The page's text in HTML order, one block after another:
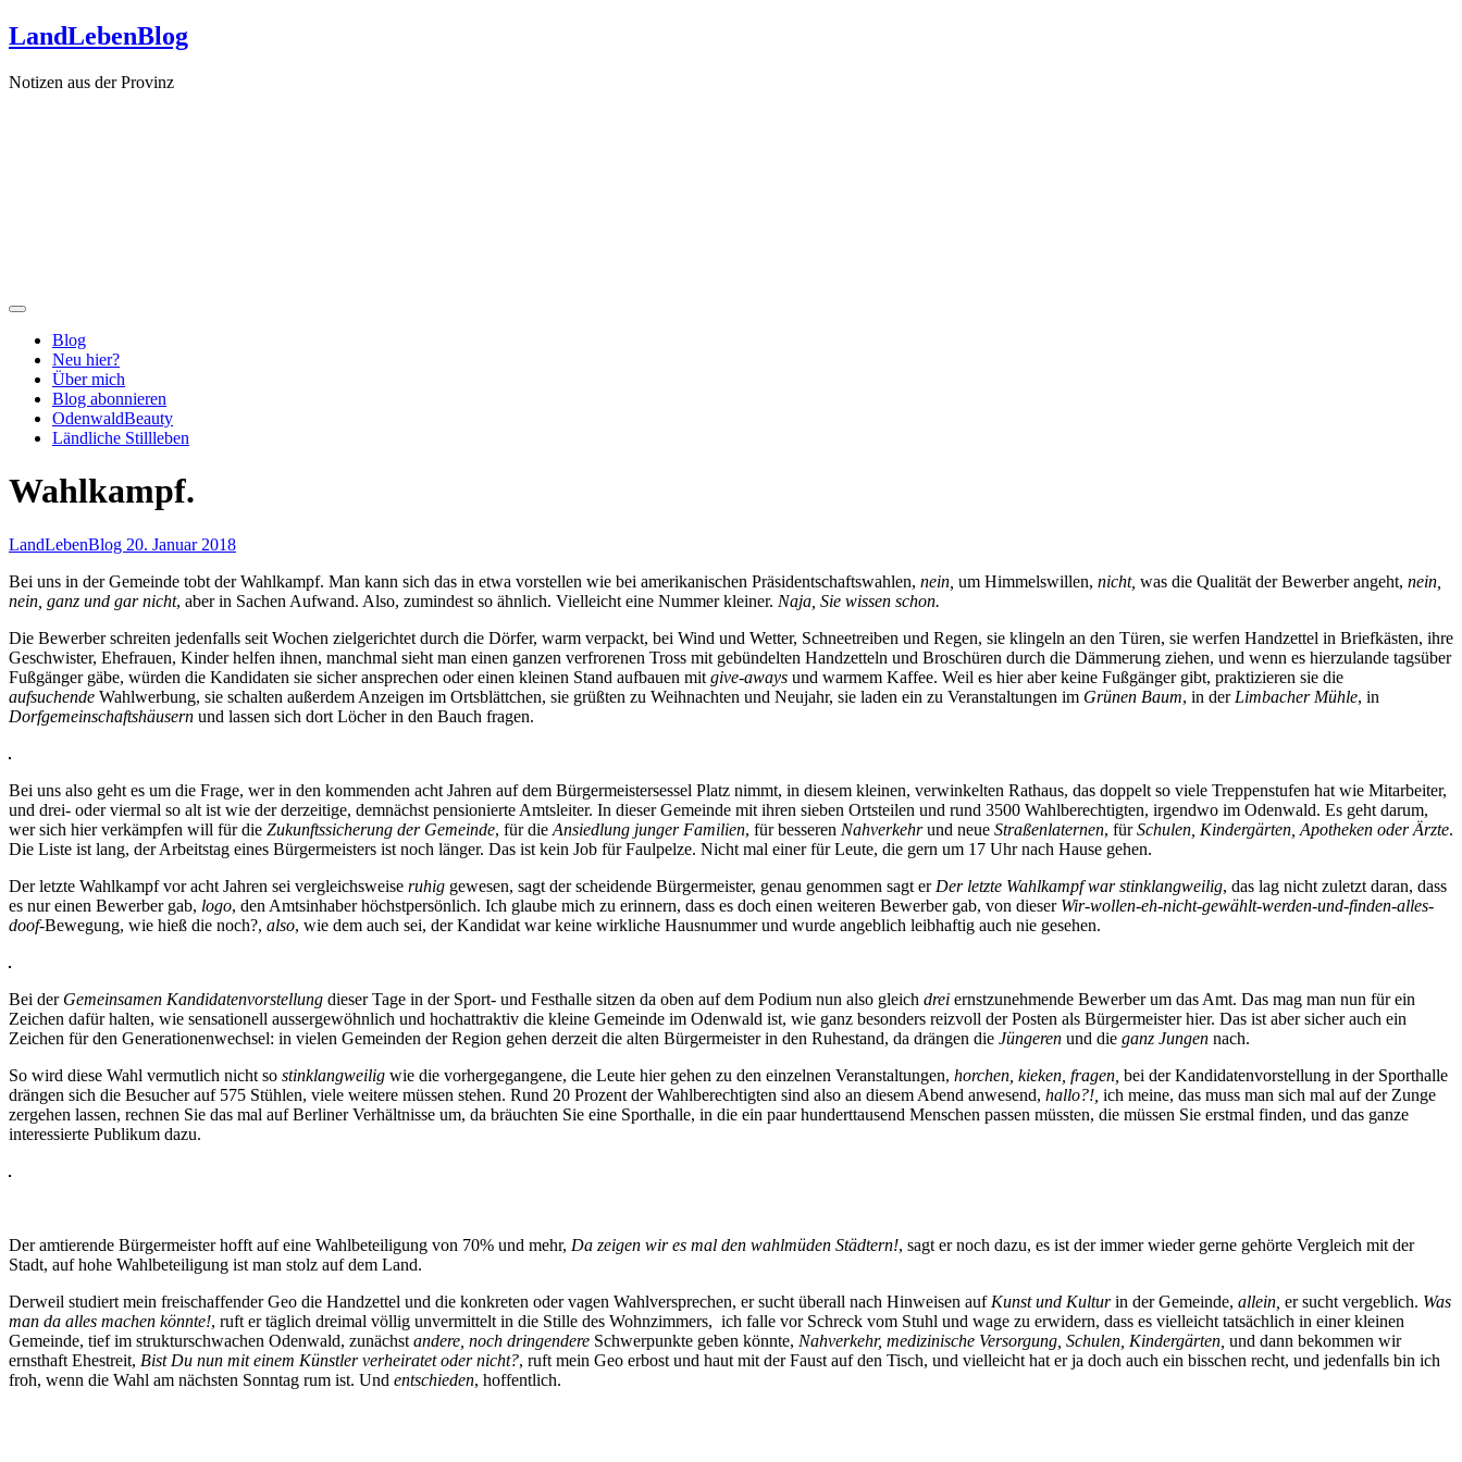
Zum
Inhalt
LandLebenBlog
Notizen aus der Provinz
Blog
Neu hier?
Über mich
Blog abonnieren
OdenwaldBeauty
Ländliche Stillleben
Wahlkampf.
LandLebenBlog 20. Januar 2018
Bei uns in der Gemeinde tobt der Wahlkampf. Man kann sich das in etwa vorstellen wie bei amerikanischen Präsidentschaftswahlen, nein, um Himmelswillen, nicht, was die Qualität der Bewerber angeht, nein,
nein, ganz und gar nicht, aber in Sachen Aufwand. Also, zumindest so ähnlich. Vielleicht eine Nummer kleiner. Naja, Sie wissen schon.
Die Bewerber schreiten jedenfalls seit Wochen zielgerichtet durch die Dörfer, warm verpackt, bei Wind und Wetter, Schneetreiben und Regen, sie klingeln an den Türen, sie werfen Handzettel in Briefkästen, ihre
Geschwister, Ehefrauen, Kinder helfen ihnen, manchmal sieht man einen ganzen verfrorenen Tross mit gebündelten Handzetteln und Broschüren durch die Dämmerung ziehen, und wenn es hierzulande tagsüber
Fußgänger gäbe, würden die Kandidaten sie sicher ansprechen oder einen kleinen Stand aufbauen mit give-aways und warmem Kaffee. Weil es hier aber keine Fußgänger gibt, praktizieren sie die
aufsuchende Wahlwerbung, sie schalten außerdem Anzeigen im Ortsblättchen, sie grüßten zu Weihnachten und Neujahr, sie laden ein zu Veranstaltungen im Grünen Baum, in der Limbacher Mühle, in
Dorfgemeinschaftshäusern und lassen sich dort Löcher in den Bauch fragen.
Bei uns also geht es um die Frage, wer in den kommenden acht Jahren auf dem Bürgermeistersessel Platz nimmt, in diesem kleinen, verwinkelten Rathaus, das doppelt so viele Treppenstufen hat wie Mitarbeiter,
und drei- oder viermal so alt ist wie der derzeitige, demnächst pensionierte Amtsleiter. In dieser Gemeinde mit ihren sieben Ortsteilen und rund 3500 Wahlberechtigten, irgendwo im Odenwald. Es geht darum,
wer sich hier verkämpfen will für die Zukunftssicherung der Gemeinde, für die Ansiedlung junger Familien, für besseren Nahverkehrund neue Straßenlaternen, fürSchulen, Kindergärten, Apotheken oder Ärzte.
Die Liste ist lang, der Arbeitstag eines Bürgermeisters ist noch länger. Das ist kein Job für Faulpelze. Nicht mal einer für Leute, die gern um 17 Uhr nach Hause gehen.
Der letzte Wahlkampf vor acht Jahren sei vergleichsweise ruhig gewesen, sagt der scheidende Bürgermeister, genau genommen sagt er Der letzte Wahlkampf war stinklangweilig, das lag nicht zuletzt daran, dass
es nur einen Bewerber gab, logo, den Amtsinhaber höchstpersönlich. Ich glaube mich zu erinnern, dass es doch einen weiteren Bewerber gab, von dieser Wir-wollen-eh-nicht-gewählt-werden-und-finden-alles-
doof-Bewegung, wie hieß die noch?, also, wie dem auch sei, der Kandidat war keine wirkliche Hausnummer und wurde angeblich leibhaftig auch nie gesehen.
Bei der Gemeinsamen Kandidatenvorstellung dieser Tage in der Sport- und Festhalle sitzen da oben auf dem Podium nun also gleich drei ernstzunehmende Bewerber um das Amt. Das mag man nun für ein
Zeichen dafür halten, wie sensationell aussergewöhnlich und hochattraktiv die kleine Gemeinde im Odenwald ist, wie ganz besonders reizvoll der Posten als Bürgermeister hier. Das ist aber sicher auch ein
Zeichen für den Generationenwechsel: in vielen Gemeinden der Region gehen derzeit die alten Bürgermeister in den Ruhestand, da drängen die Jüngeren und die ganz Jungen nach.
So wird diese Wahl vermutlich nicht so stinklangweilig wie die vorhergegangene, die Leute hier gehen zu den einzelnen Veranstaltungen, horchen, kieken, fragen, bei der Kandidatenvorstellung in der Sporthalle
drängen sich die Besucher auf 575 Stühlen, viele weitere müssen stehen. Rund 20 Prozent der Wahlberechtigten sind also an diesem Abend anwesend, hallo?!, ich meine, das muss man sich mal auf der Zunge
zergehen lassen, rechnen Sie das mal auf Berliner Verhältnisse um, da bräuchten Sie eine Sporthalle, in die ein paar hunderttausend Menschen passen müssten, die müssen Sie erstmal finden, und das ganze
interessierte Publikum dazu.
Der amtierende Bürgermeister hofft auf eine Wahlbeteiligung von 70% und mehr, Da zeigen wir es mal den wahlmüden Städtern!, sagt er noch dazu, es ist der immer wieder gerne gehörte Vergleich mit der
Stadt, auf hohe Wahlbeteiligung ist man stolz auf dem Land.
Derweil studiert mein freischaffender Geo die Handzettel und die konkreten oder vagen Wahlversprechen, er sucht überall nach Hinweisen auf Kunst und Kulturin der Gemeinde, allein, er sucht vergeblich. Was
man da alles machen könnte!, ruft er täglich dreimal völlig unvermittelt in die Stille des Wohnzimmers, ich falle vor Schreck vom Stuhl und wage zu erwidern, dass es vielleicht tatsächlich in einer kleinen
Gemeinde, tief im strukturschwachen Odenwald, zunächst andere, noch dringendere Schwerpunkte geben könnte, Nahverkehr, medizinische Versorgung, Schulen, Kindergärten, und dann bekommen wir
ernsthaft Ehestreit, Bist Du nun mit einem Künstler verheiratet oder nicht?, ruft mein Geo erbost und haut mit der Faust auf den Tisch, und vielleicht hat er ja doch auch ein bisschen recht, und jedenfalls bin ich
froh, wenn die Wahl am nächsten Sonntag rum ist. Und entschieden, hoffentlich.